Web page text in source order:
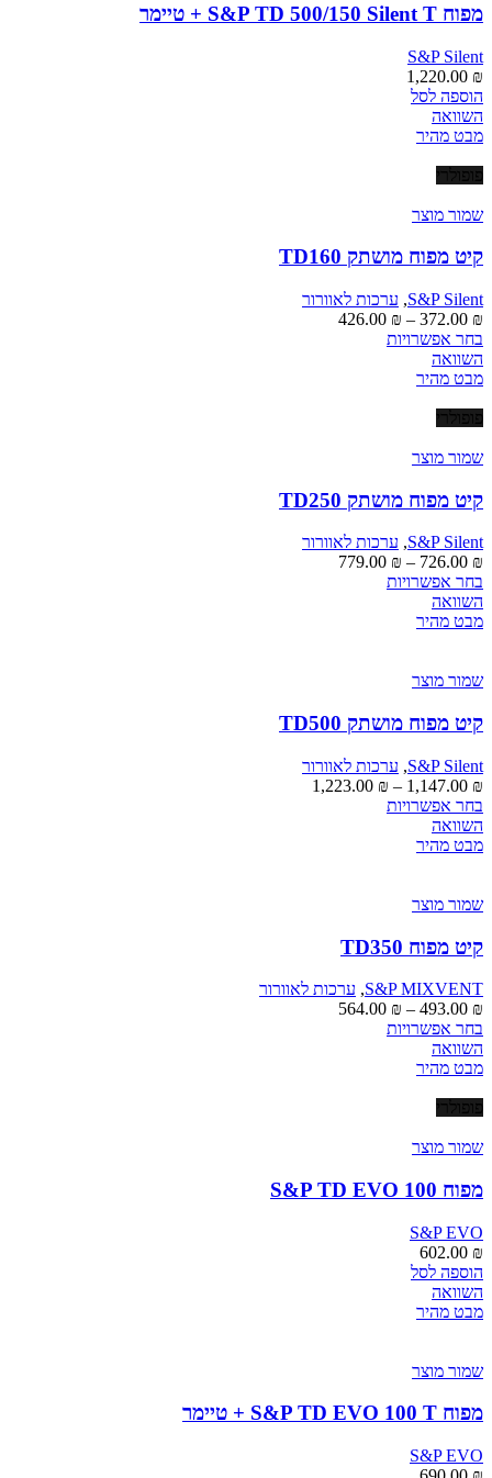
מפוח S&P TD 500/150 Silent T + טיימר
S&P Silent
1,220.00 ₪
הוספה לסל
השוואה
מבט מהיר
פופולרי
שמור מוצר
קיט מפוח מושתק TD160
S&P Silent
, ערכות לאוורור
372.00 ₪
–
426.00 ₪
טווח
בחר אפשרויות
האפשרויות
בעמוד
המוצר
השוואה
מבט מהיר
פופולרי
שמור מוצר
קיט מפוח מושתק TD250
S&P Silent
, ערכות לאוורור
726.00 ₪
–
779.00 ₪
בחר אפשרויות
את
האפשרויות
בעמוד
המוצר
השוואה
מבט מהיר
שמור מוצר
קיט מפוח מושתק TD500
S&P Silent
, ערכות לאוורור
1,147.00 ₪
–
1,223.00 ₪
בחר אפשרויות
את
האפשרויות
בעמוד
המוצר
השוואה
מבט מהיר
שמור מוצר
קיט מפוח TD350
S&P MIXVENT
, ערכות לאוורור
493.00 ₪
–
564.00 ₪
בחר אפשרויות
האפשרויות
בעמוד
השוואה
מבט מהיר
פופולרי
שמור מוצר
מפוח S&P TD EVO 100
S&P EVO
602.00 ₪
הוספה לסל
השוואה
מבט מהיר
שמור מוצר
מפוח S&P TD EVO 100 T + טיימר
S&P EVO